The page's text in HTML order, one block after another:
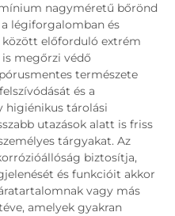
nagyméretű bőrönd
légiforgalomban és
előforduló extrém
megőrzi védő
természete
és a
higiénikus tárolási
utazások alatt is friss
tárgyakat. Az
biztosítja,
és funkcióit akkor
vagy más
amelyek gyakran